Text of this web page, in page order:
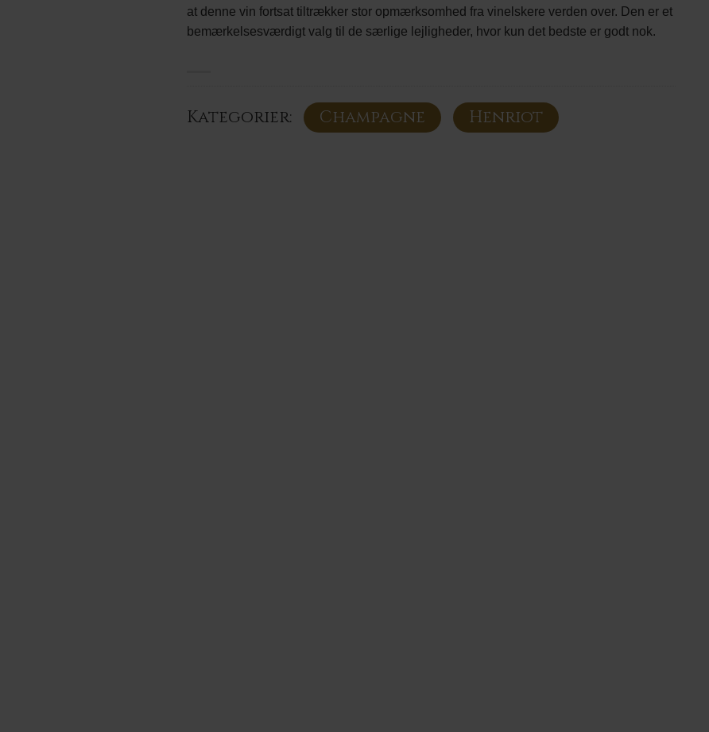
at denne vin fortsat tiltrækker stor opmærksomhed fra vinelskere verden over. Den er et
bemærkelsesværdigt valg til de særlige lejligheder, hvor kun det bedste er godt nok.
Kategorier: Champagne Henriot